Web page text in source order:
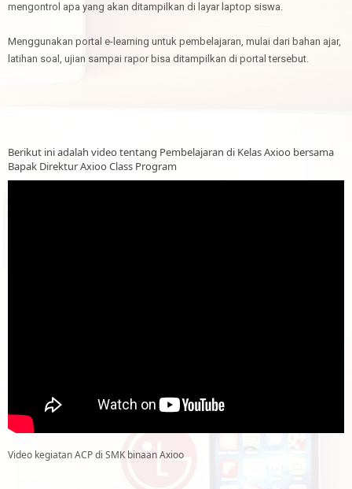
mengontrol apa yang akan ditampilkan di layar laptop siswa.
Menggunakan portal e-learning untuk pembelajaran, mulai dari bahan ajar,
latihan soal, ujian sampai rapor bisa ditampilkan di portal tersebut.
Berikut ini adalah video tentang Pembelajaran di Kelas Axioo bersama
Bapak Direktur Axioo Class Program
Video kegiatan ACP di SMK binaan Axioo